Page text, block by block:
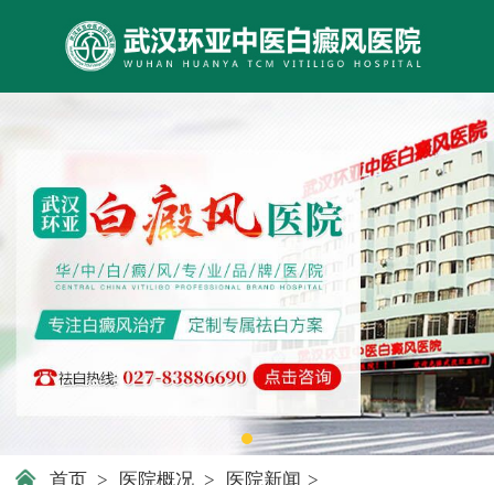
首页 > 医院概况 > 医院新闻 >